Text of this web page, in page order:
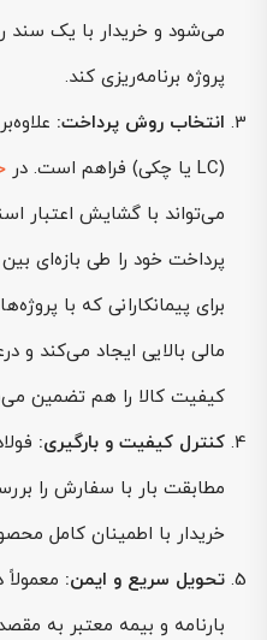
می‌شود و خریدار با یک سند
پروژه برنامه‌ریزی کند.
انتخاب روش پرداخت:
(LC یا چکی) فراهم است. در
می‌تواند با گشایش اعتبار
برای پیمانکارانی که با
مالی بالایی ایجاد می‌کند و
کیفیت کالا را هم تضمین
کنترل کیفیت و بارگیری:
مطابقت بار با سفارش را
خریدار با اطمینان کامل
تحویل سریع و ایمن: معمولاً
بارنامه و بیمه معتبر به